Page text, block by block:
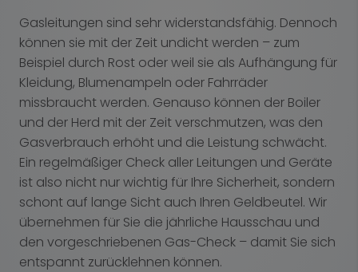
Gasleitungen sind sehr widerstandsfähig. Dennoch
können sie mit der Zeit undicht werden – zum
Beispiel durch Rost oder weil sie als Aufhängung für
Kleidung, Blumenampeln oder Fahrräder
missbraucht werden. Genauso können der Boiler
und der Herd mit der Zeit verschmutzen, was den
Gasverbrauch erhöht und die Leistung schwächt.
Ein regelmäßiger Check aller Leitungen und Geräte
ist also nicht nur wichtig für Ihre Sicherheit, sondern
schont auf lange Sicht auch Ihren Geldbeutel. Wir
übernehmen für Sie die jährliche Hausschau und
den vorgeschriebenen Gas-Check – damit Sie sich
entspannt zurücklehnen können.